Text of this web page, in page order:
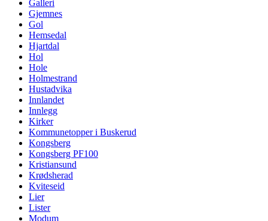
Galleri
Gjemnes
Gol
Hemsedal
Hjartdal
Hol
Hole
Holmestrand
Hustadvika
Innlandet
Innlegg
Kirker
Kommunetopper i Buskerud
Kongsberg
Kongsberg PF100
Kristiansund
Krødsherad
Kviteseid
Lier
Lister
Modum